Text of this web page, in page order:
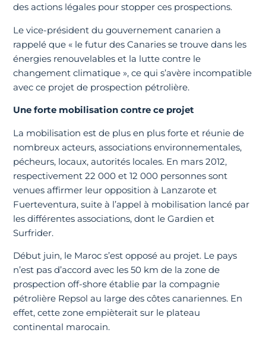
des actions légales pour stopper ces prospections.
Le vice-président du gouvernement canarien a
rappelé que « le futur des Canaries se trouve dans les
énergies renouvelables et la lutte contre le
changement climatique », ce qui s’avère incompatible
avec ce projet de prospection pétrolière.
Une forte mobilisation contre ce projet
La mobilisation est de plus en plus forte et réunie de
nombreux acteurs, associations environnementales,
pécheurs, locaux, autorités locales. En mars 2012,
respectivement 22 000 et 12 000 personnes sont
venues affirmer leur opposition à Lanzarote et
Fuerteventura, suite à l’appel à mobilisation lancé par
les différentes associations, dont le Gardien et
Surfrider.
Début juin, le Maroc s’est opposé au projet. Le pays
n’est pas d’accord avec les 50 km de la zone de
prospection off-shore établie par la compagnie
pétrolière Repsol au large des côtes canariennes. En
effet, cette zone empièterait sur le plateau
continental marocain.